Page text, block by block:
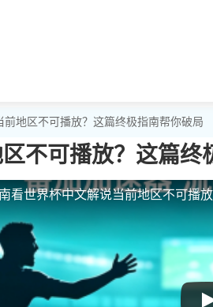
地区不可播放？这篇终极指南帮你破局
不可播放？这篇终
看世界杯中文解说当前地区不可播